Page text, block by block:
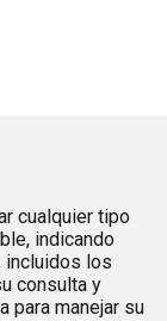
cualquier tipo
indicando
incluidos los
consulta y
para manejar su